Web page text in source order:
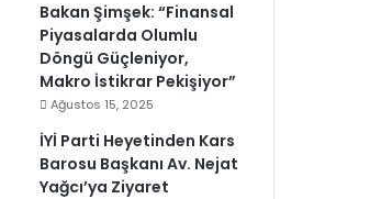
Bakan Şimşek: “Finansal
Piyasalarda Olumlu
Döngü Güçleniyor,
Makro İstikrar Pekişiyor”
Ağustos 15, 2025
İYİ Parti Heyetinden Kars
Barosu Başkanı Av. Nejat
Yağcı’ya Ziyaret